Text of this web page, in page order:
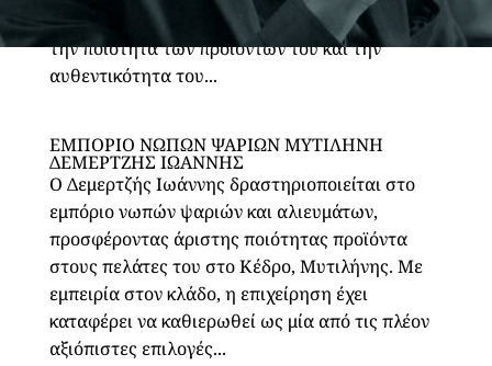
διάστημα αυτό έχει καταφέρει να ξεχωρίσει για
την ποιότητα των προϊόντων του και την
αυθεντικότητα του...
ΕΜΠΟΡΙΟ ΝΩΠΩΝ ΨΑΡΙΩΝ ΜΥΤΙΛΗΝΗ
ΔΕΜΕΡΤΖΗΣ ΙΩΑΝΝΗΣ
Ο Δεμερτζής Ιωάννης δραστηριοποιείται στο
εμπόριο νωπών ψαριών και αλιευμάτων,
προσφέροντας άριστης ποιότητας προϊόντα
στους πελάτες του στο Κέδρο, Μυτιλήνης. Με
εμπειρία στον κλάδο, η επιχείρηση έχει
καταφέρει να καθιερωθεί ως μία από τις πλέον
αξιόπιστες επιλογές...